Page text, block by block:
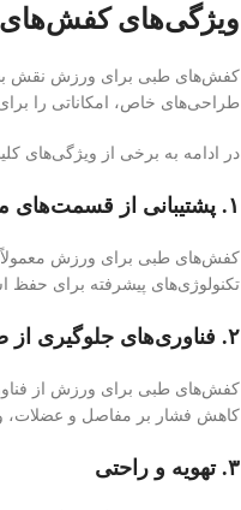
ویژگی‌های
کفش‌های طبی برای ورزش نقش
طراحی‌های خاص، امکاناتی را
در ادامه به برخی از ویژگی‌های
۱. پشتیبانی از قسمت‌های مختلف پا
کفش‌های طبی برای ورزش معمولاً
تکنولوژی‌های پیشرفته برای حفظ
۲. فناوری‌های جلوگیری از صدمات
کفش‌های طبی برای ورزش از
کاهش فشار بر مفاصل و عضلات، و
۳. تهویه و راحتی